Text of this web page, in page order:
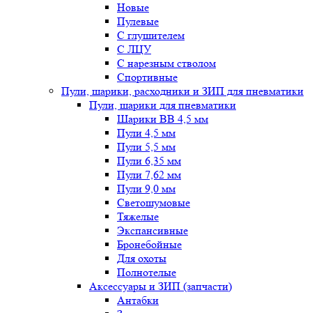
Новые
Пулевые
С глушителем
С ЛЦУ
С нарезным стволом
Спортивные
Пули, шарики, расходники и ЗИП для пневматики
Пули, шарики для пневматики
Шарики BB 4,5 мм
Пули 4,5 мм
Пули 5,5 мм
Пули 6,35 мм
Пули 7,62 мм
Пули 9,0 мм
Светошумовые
Тяжелые
Экспансивные
Бронебойные
Для охоты
Полнотелые
Аксессуары и ЗИП (запчасти)
Антабки